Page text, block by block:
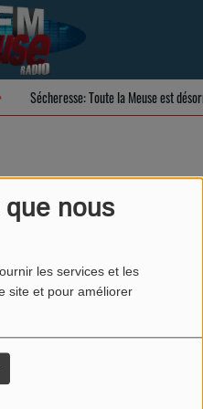
que nous
les services et les
site et pour améliorer
Sécheresse: Toute la Meuse est
tous les matins sur
VERDUN, la matinale de
de 7H à 10H.
matin, Sylvain et ses